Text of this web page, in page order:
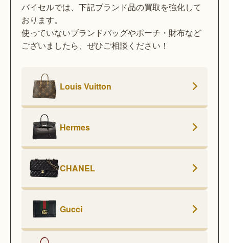
バイセルでは、下記ブランド品の買取を強化して
おります。
使っていないブランドバッグやポーチ・財布など
ございましたら、ぜひご相談ください！
Louis Vuitton
Hermes
CHANEL
Gucci